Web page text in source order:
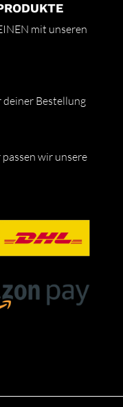
mit unseren
Bestellung
wir unsere